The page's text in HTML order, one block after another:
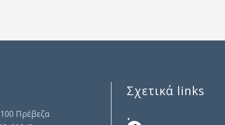
Πρέβεζα
Σχετικά links
.